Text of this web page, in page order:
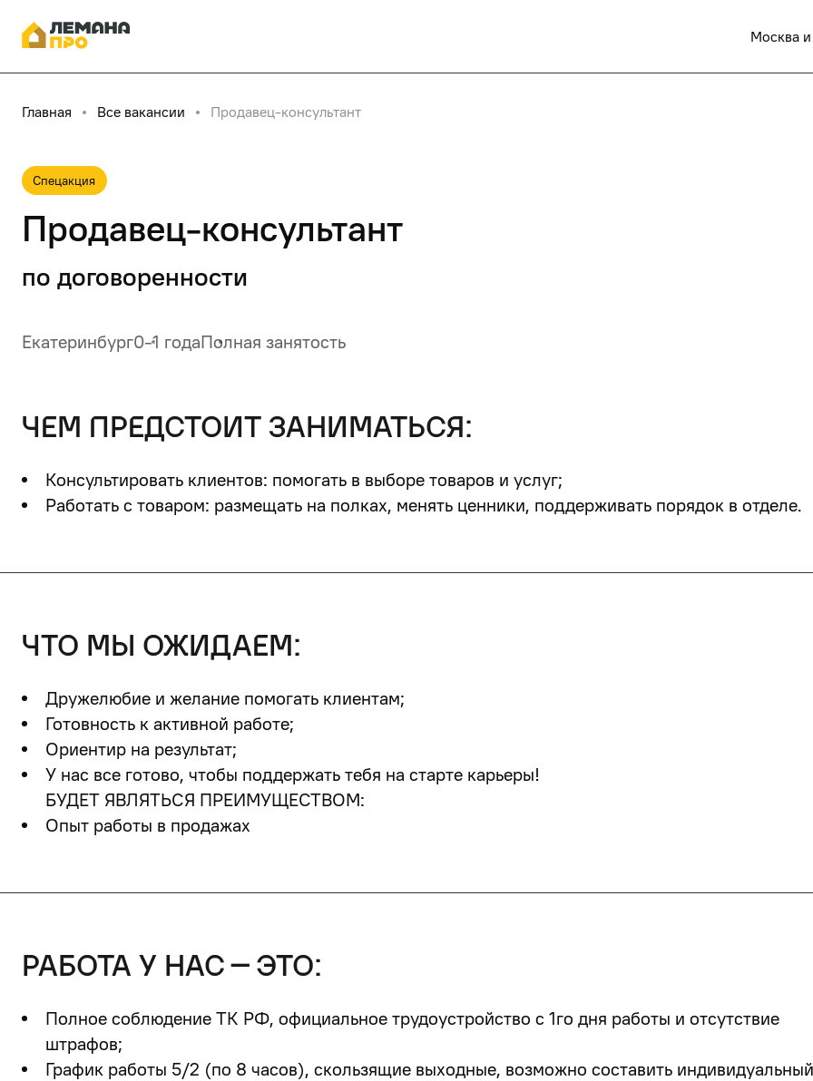
Москва
Главная Все вакансии Продавец-консультант
Спецакция
Продавец-консультант
по договоренности
Екатеринбург0-1 годаПолная занятость
чем предстоит заниматься:
Консультировать клиентов: помогать в выборе товаров и услуг;
Работать с товаром: размещать на полках, менять ценники, поддерживать порядок в отделе.
что мы ожидаем:
Дружелюбие и желание помогать клиентам;
Готовность к активной работе;
Ориентир на результат;
У нас все готово, чтобы поддержать тебя на старте карьеры!
БУДЕТ ЯВЛЯТЬСЯ ПРЕИМУЩЕСТВОМ:
Опыт работы в продажах
работа у нас – это:
Полное соблюдение ТК РФ, официальное трудоустройство с 1го дня работы и отсутствие
штрафов;
График работы 5/2 (по 8 часов), скользящие выходные, возможно составить индивидуальный